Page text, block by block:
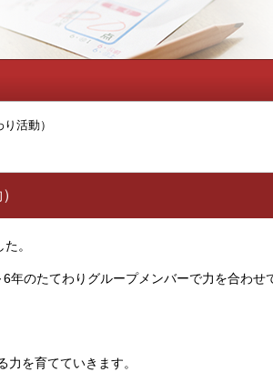
活動）
。
年のたてわりグループメンバーで力を合わ
を育てていきます。